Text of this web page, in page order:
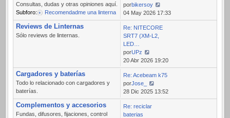
Consultas, dudas y otras opiniones aquí.
Subforo:
Recomendadme una linterna
porbikersoy
Ver
último
mensaje
04 May 2026 17:33
Reviews de Linternas
Sólo reviews de linternas.
Re: NITECORE
SRT7 (XM-L2,
LED…
porUPz
Ver
último
mensaje
20 Abr 2026 19:20
Cargadores y baterías
Todo lo relacionado con cargadores y
baterías.
Re: Acebeam k75
porJose_
Ver
último
mensaje
28 Dic 2025 13:52
Complementos y accesorios
Fundas, difusores, fijaciones, control
Re: reciclar
baterias